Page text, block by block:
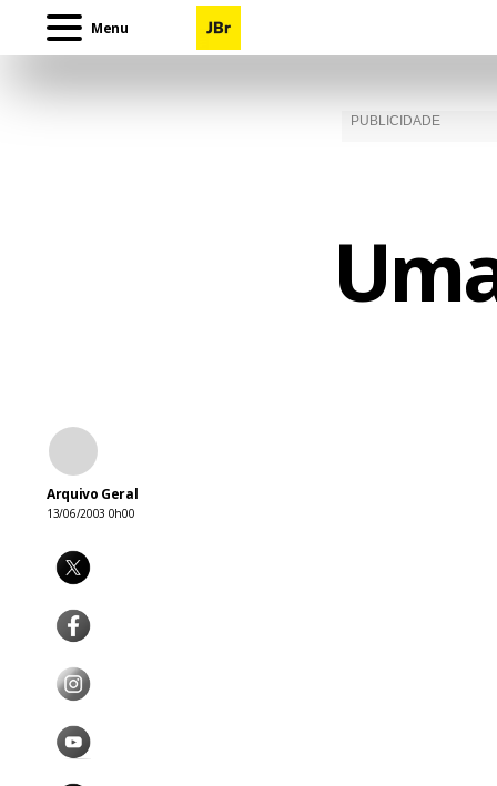
Menu
Arquivo Geral
13/06/2003 0h00